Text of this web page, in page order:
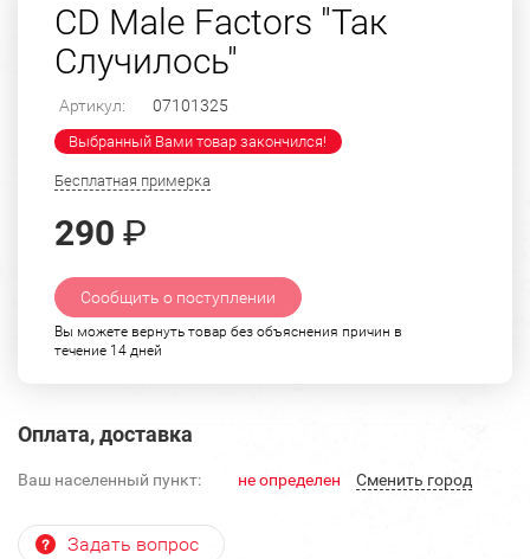
CD Male Factors "Так
Случилось"
Артикул: 07101325
Выбранный Вами товар закончился!
Бесплатная примерка
290 ₽
Сообщить о поступлении
Вы можете вернуть товар без объяснения причин в
течение 14 дней
Оплата, доставка
Ваш населенный пункт: не определен Cменить город
Задать вопрос